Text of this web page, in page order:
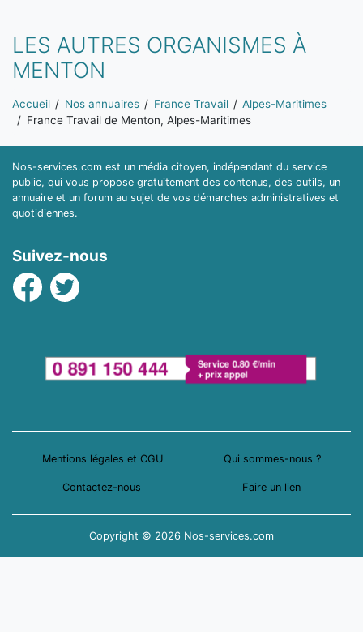
LES AUTRES ORGANISMES À
MENTON
Vous êtes ici:
Accueil Nos annuaires France Travail
Alpes-Maritimes
France Travail de Menton, Alpes-Maritimes
Nos-services.com est un média citoyen, indépendant du service
public, qui vous propose gratuitement des contenus, des outils, un
annuaire et un forum au sujet de vos démarches administratives et
quotidiennes.
Suivez-nous
Facebook
Twitter
Mentions légales et CGU Qui sommes-nous ?
Contactez-nous Faire un lien
Copyright © 2026 Nos-services.com